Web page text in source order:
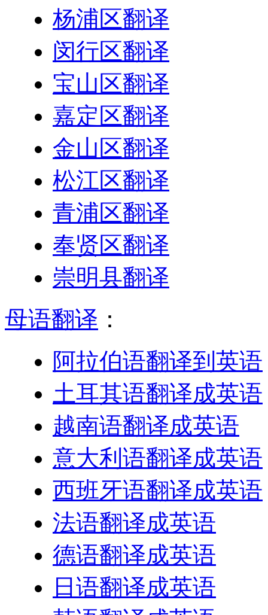
杨浦区翻译
闵行区翻译
宝山区翻译
嘉定区翻译
金山区翻译
松江区翻译
青浦区翻译
奉贤区翻译
崇明县翻译
母语翻译 ：
阿拉伯语翻译到英语
土耳其语翻译成英语
越南语翻译成英语
意大利语翻译成英语
西班牙语翻译成英语
法语翻译成英语
德语翻译成英语
日语翻译成英语